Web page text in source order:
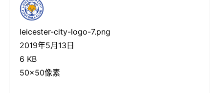
leicester-city-logo-7.png
2019年5月13日
6 KB
50×50像素